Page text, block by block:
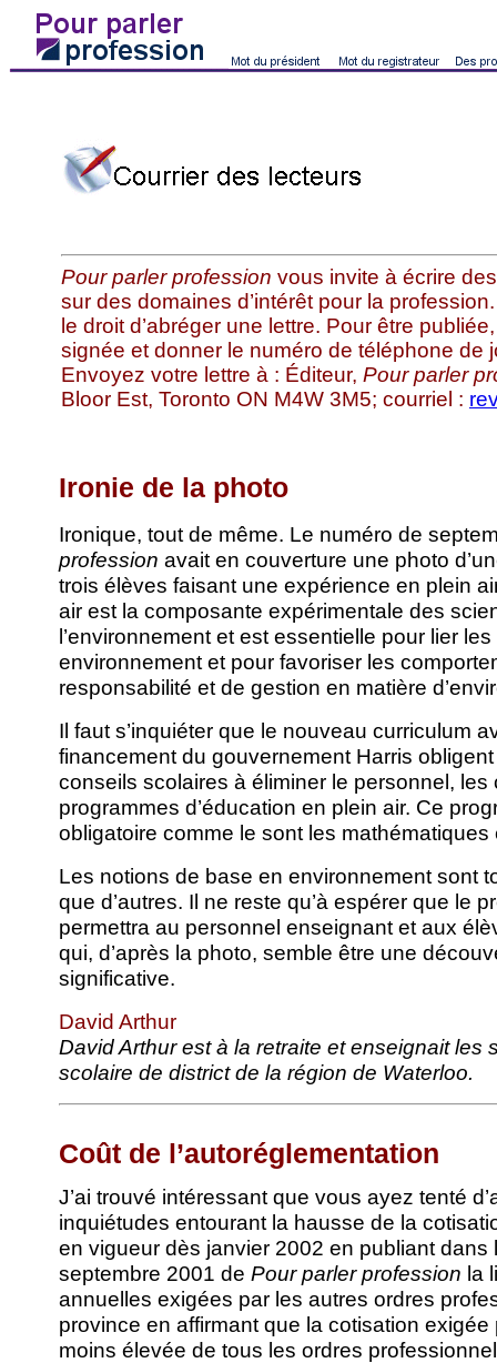
Pour parler profession vous invite à écrire
sur des domaines d’intérêt pour la
le droit d’abréger une lettre. Pour être
signée et donner le numéro de téléphone de
Envoyez votre lettre à : Éditeur, Pour parler
Bloor Est, Toronto ON M4W 3M5; courriel :
Ironie de la photo
Ironique, tout de même. Le numéro de
profession avait en couverture une photo
trois élèves faisant une expérience en plein
air est la composante expérimentale des
l’environnement et est essentielle pour lier
environnement et pour favoriser les
responsabilité et de gestion en matière
Il faut s’inquiéter que le nouveau curriculum
financement du gouvernement Harris
conseils scolaires à éliminer le personnel, les
programmes d’éducation en plein air. Ce
obligatoire comme le sont les mathématiques
Les notions de base en environnement sont
que d’autres. Il ne reste qu’à espérer que le
permettra au personnel enseignant et aux
qui, d’après la photo, semble être une
significative.
David Arthur
David Arthur est à la retraite et enseignait les
scolaire de district de la région de Waterloo.
Coût de l’autoréglementation
J’ai trouvé intéressant que vous ayez tenté
inquiétudes entourant la hausse de la
en vigueur dès janvier 2002 en publiant dans
septembre 2001 de Pour parler profession la
annuelles exigées par les autres ordres
province en affirmant que la cotisation exigée
moins élevée de tous les ordres